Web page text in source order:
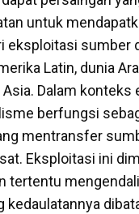
untuk
eksploitasi sumber
Latin, dunia
Dalam konteks
berfungsi
mentransfer
Eksploitasi ini
tertentu
kedaulatannya